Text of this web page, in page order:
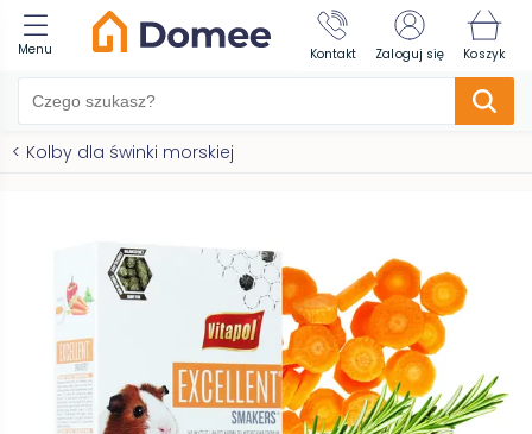
Menu Kontakt Zaloguj się Koszyk
< Kolby dla świnki morskiej